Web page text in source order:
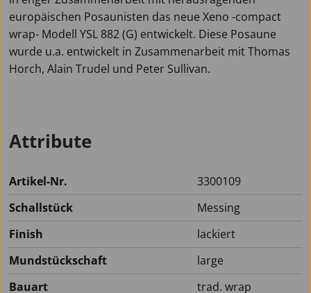
europäischen Posaunisten das neue Xeno -compact
wrap- Modell YSL 882 (G) entwickelt. Diese Posaune
wurde u.a. entwickelt in Zusammenarbeit mit Thomas
Horch, Alain Trudel und Peter Sullivan.
Attribute
Artikel-Nr.
3300109
Schallstück
Messing
Finish
lackiert
Mundstückschaft
large
Bauart
trad. wrap